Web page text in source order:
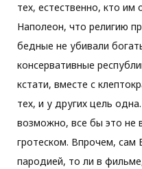
тех, естественно, кто им
Наполеон, что религию
бедные не убивали
консервативные
кстати, вместе с
тех, и у других цель
возможно, все бы это не
гротеском. Впрочем, сам
пародией, то ли в